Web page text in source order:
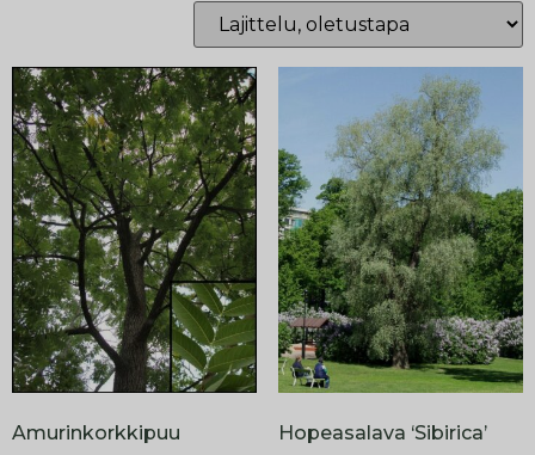
Amurinkorkkipuu Hopeasalava ‘Sibirica’